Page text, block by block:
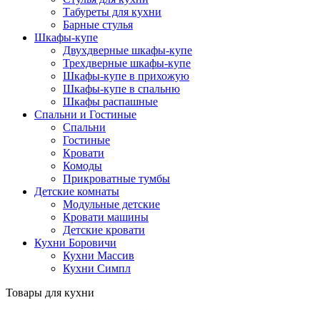
Табуреты для кухни
Барные стулья
Шкафы-купе
Двухдверные шкафы-купе
Трехдверные шкафы-купе
Шкафы-купе в прихожую
Шкафы-купе в спальню
Шкафы распашные
Спальни и Гостиные
Спальни
Гостиные
Кровати
Комоды
Прикроватные тумбы
Детские комнаты
Модульные детские
Кровати машины
Детские кровати
Кухни Боровичи
Кухни Массив
Кухни Симпл
Товары для кухни